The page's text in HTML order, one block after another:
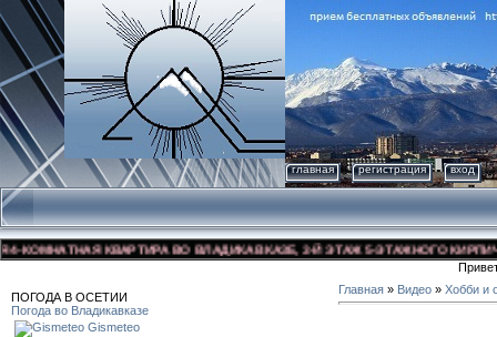
главная регистрация вход
КВАРТИРА ВО ВЛАДИКАВКАЗЕ, 3-Й ЭТАЖ 5-ЭТАЖНОГО
ПОГОДА В ОСЕТИИ
Погода во Владикавказе
Gismeteo
Главная » Видео » Хобби и